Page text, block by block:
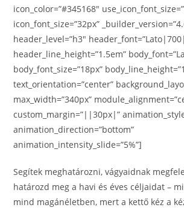
icon_color=”#345168″
icon_font_size=”32px”
header_level=”h3″
header_line_height=”1.5em”
body_font_size=”18px”
text_orientation=”center”
max_width=”340px”
custom_margin=”||30px|”
animation_direction=”bottom”
animation_intensity_slide=”5%”]
Segítek meghatározni, vágyaidnak
határozd meg a havi és éves céljaidat –
mind magánéletben, mert a kettő kéz a